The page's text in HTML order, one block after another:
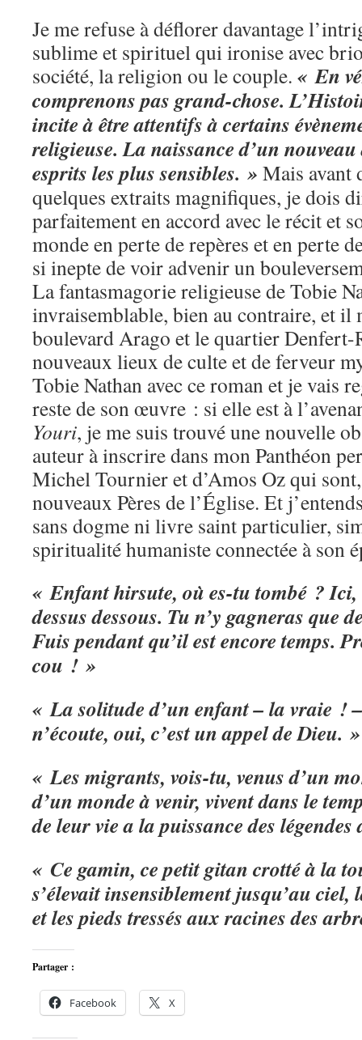
Je me refuse à déflorer davantage
sublime et spirituel qui ironise avec
société, la religion ou le couple. « En
comprenons pas grand-chose.
incite à être attentifs à certains
religieuse. La naissance d’un
esprits les plus sensibles. » Mais avant
quelques extraits magnifiques, je dois
parfaitement en accord avec le récit et
monde en perte de repères et en perte
si inepte de voir advenir un
La fantasmagorie religieuse de Tobie
invraisemblable, bien au contraire, et il
boulevard Arago et le quartier Denfert-
nouveaux lieux de culte et de ferveur
Tobie Nathan avec ce roman et je vais
reste de son œuvre : si elle est à
Youri, je me suis trouvé une nouvelle
auteur à inscrire dans mon Panthéon
Michel Tournier et d’Amos Oz qui
nouveaux Pères de l’Église. Et
sans dogme ni livre saint particulier,
spiritualité humaniste connectée à son
« Enfant hirsute, où es-tu tombé ? Ici,
dessus dessous. Tu n’y gagneras que
Fuis pendant qu’il est encore temps.
cou ! »
« La solitude d’un enfant – la vraie !
n’écoute, oui, c’est un appel de Dieu. »
« Les migrants, vois-tu, venus d’un
d’un monde à venir, vivent dans le
de leur vie a la puissance des
« Ce gamin, ce petit gitan crotté à la
s’élevait insensiblement jusqu’au ciel,
et les pieds tressés aux racines des
Partager :
Facebook X